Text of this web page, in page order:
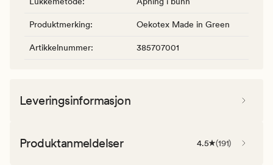
Produktmerking: Oekotex Made in Green
Artikkelnummer: 385707001
Leveringsinformasjon
Produktanmeldelser 4.5 (191)